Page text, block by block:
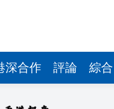
深合作 評論 綜合